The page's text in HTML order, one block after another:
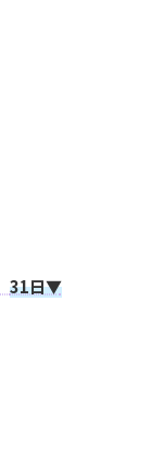
31日▼